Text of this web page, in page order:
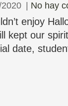
No hay
enjoy
kept our
date,